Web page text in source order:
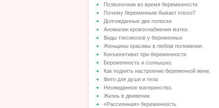
Позвоночник во время беременности
Почему беременным бывает плохо?
Долгожданные две полоски
Аномалии кровоснабжения матки.
Виды токсикозов у беременных
Женщины красивы в любом положении.
Конъюнктивит при беременности
Беременность и солнышко.
Как поднять настроение беременной жене.
Фито для души и тела
Неожиданное материнство.
Жизнь в движении.
«Рассеянная» беременность